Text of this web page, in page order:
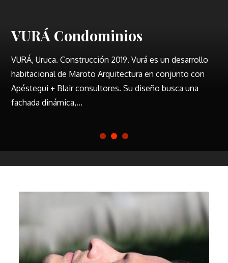
Vía 74
VURÁ Condominios
VURÁ, Uruca. Construcción 2019. Vurá es un desarrollo
habitacional de Maroto Arquitectura en conjunto con
Apéstegui + Blair consultores. Su diseño busca una
fachada dinámica,...
Montemar